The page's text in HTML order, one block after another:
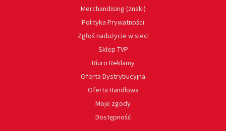
Merchandising (znaki)
Polityka Prywatności
Zgłoś nadużycie w sieci
Sklep TVP
Biuro Reklamy
Oferta Dystrybucyjna
Oferta Handlowa
Moje zgody
Dostępność